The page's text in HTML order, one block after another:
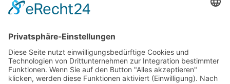
ansehen
Projekte
Mit stijlwerk können Sie auf langjährige Expertise und Erfahrung
bauen.
ansehen